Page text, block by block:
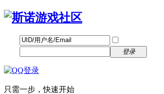
登录
只需一步，快速开始